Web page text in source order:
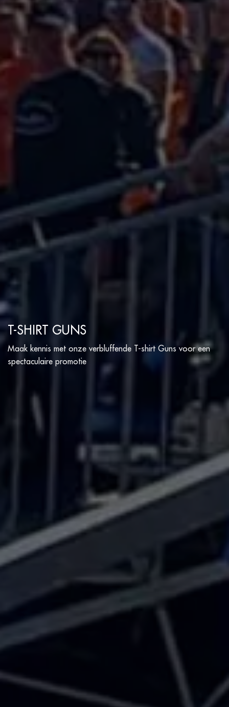
T-SHIRT GUNS
Maak kennis met onze verbluffende T-shirt Guns voor een
spectaculaire promotie